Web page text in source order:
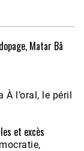
Matar Bâ
À l’oral, le péril
et excès